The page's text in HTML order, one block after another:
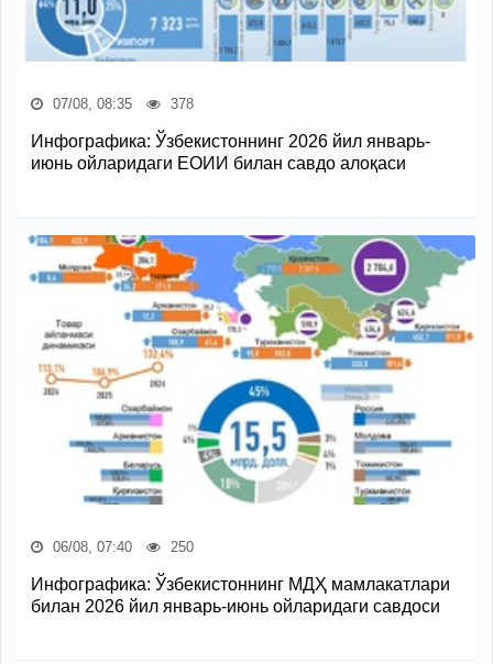
07/08, 08:35 378
Инфографика: Ўзбекистоннинг 2026 йил январь-
июнь ойларидаги ЕОИИ билан савдо алоқаси
06/08, 07:40 250
Инфографика: Ўзбекистоннинг МДҲ мамлакатлари
билан 2026 йил январь-июнь ойларидаги савдоси